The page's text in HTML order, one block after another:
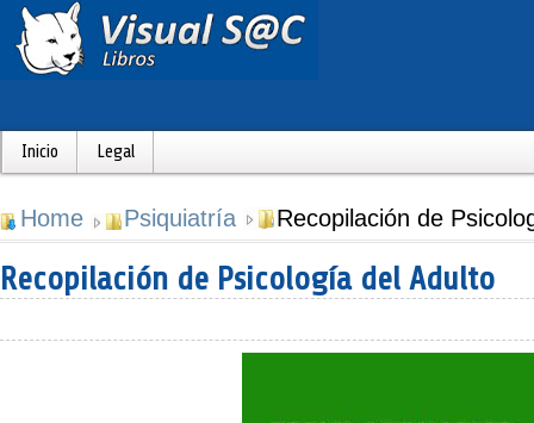
Inicio Legal
Home Psiquiatría Recopilación de
Recopilación de Psicología del Adulto